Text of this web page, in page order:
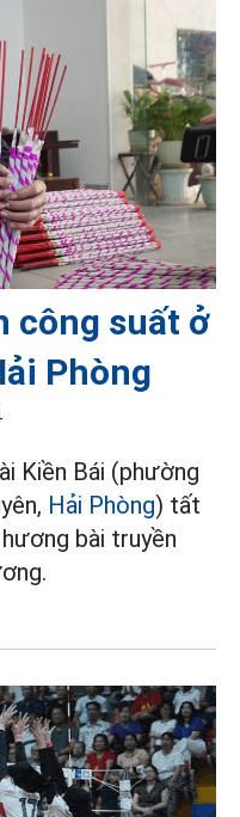
công suất ở
Phòng
Kiền Bái (phường
Hải Phòng) tất
bài truyền